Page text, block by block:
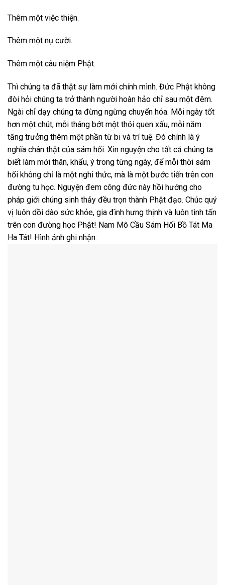
Thêm một việc thiện.
Thêm một nụ cười.
Thêm một câu niệm Phật.
Thì chúng ta đã thật sự làm mới chính mình. Đức Phật không
đòi hỏi chúng ta trở thành người hoàn hảo chỉ sau một đêm.
Ngài chỉ dạy chúng ta đừng ngừng chuyển hóa. Mỗi ngày tốt
hơn một chút, mỗi tháng bớt một thói quen xấu, mỗi năm
tăng trưởng thêm một phần từ bi và trí tuệ. Đó chính là ý
nghĩa chân thật của sám hối. Xin nguyện cho tất cả chúng ta
biết làm mới thân, khẩu, ý trong từng ngày, để mỗi thời sám
hối không chỉ là một nghi thức, mà là một bước tiến trên con
đường tu học. Nguyện đem công đức này hồi hướng cho
pháp giới chúng sinh thảy đều trọn thành Phật đạo. Chúc quý
vị luôn dồi dào sức khỏe, gia đình hưng thịnh và luôn tinh tấn
trên con đường học Phật! Nam Mô Cầu Sám Hối Bồ Tát Ma
Ha Tát! Hình ảnh ghi nhận: